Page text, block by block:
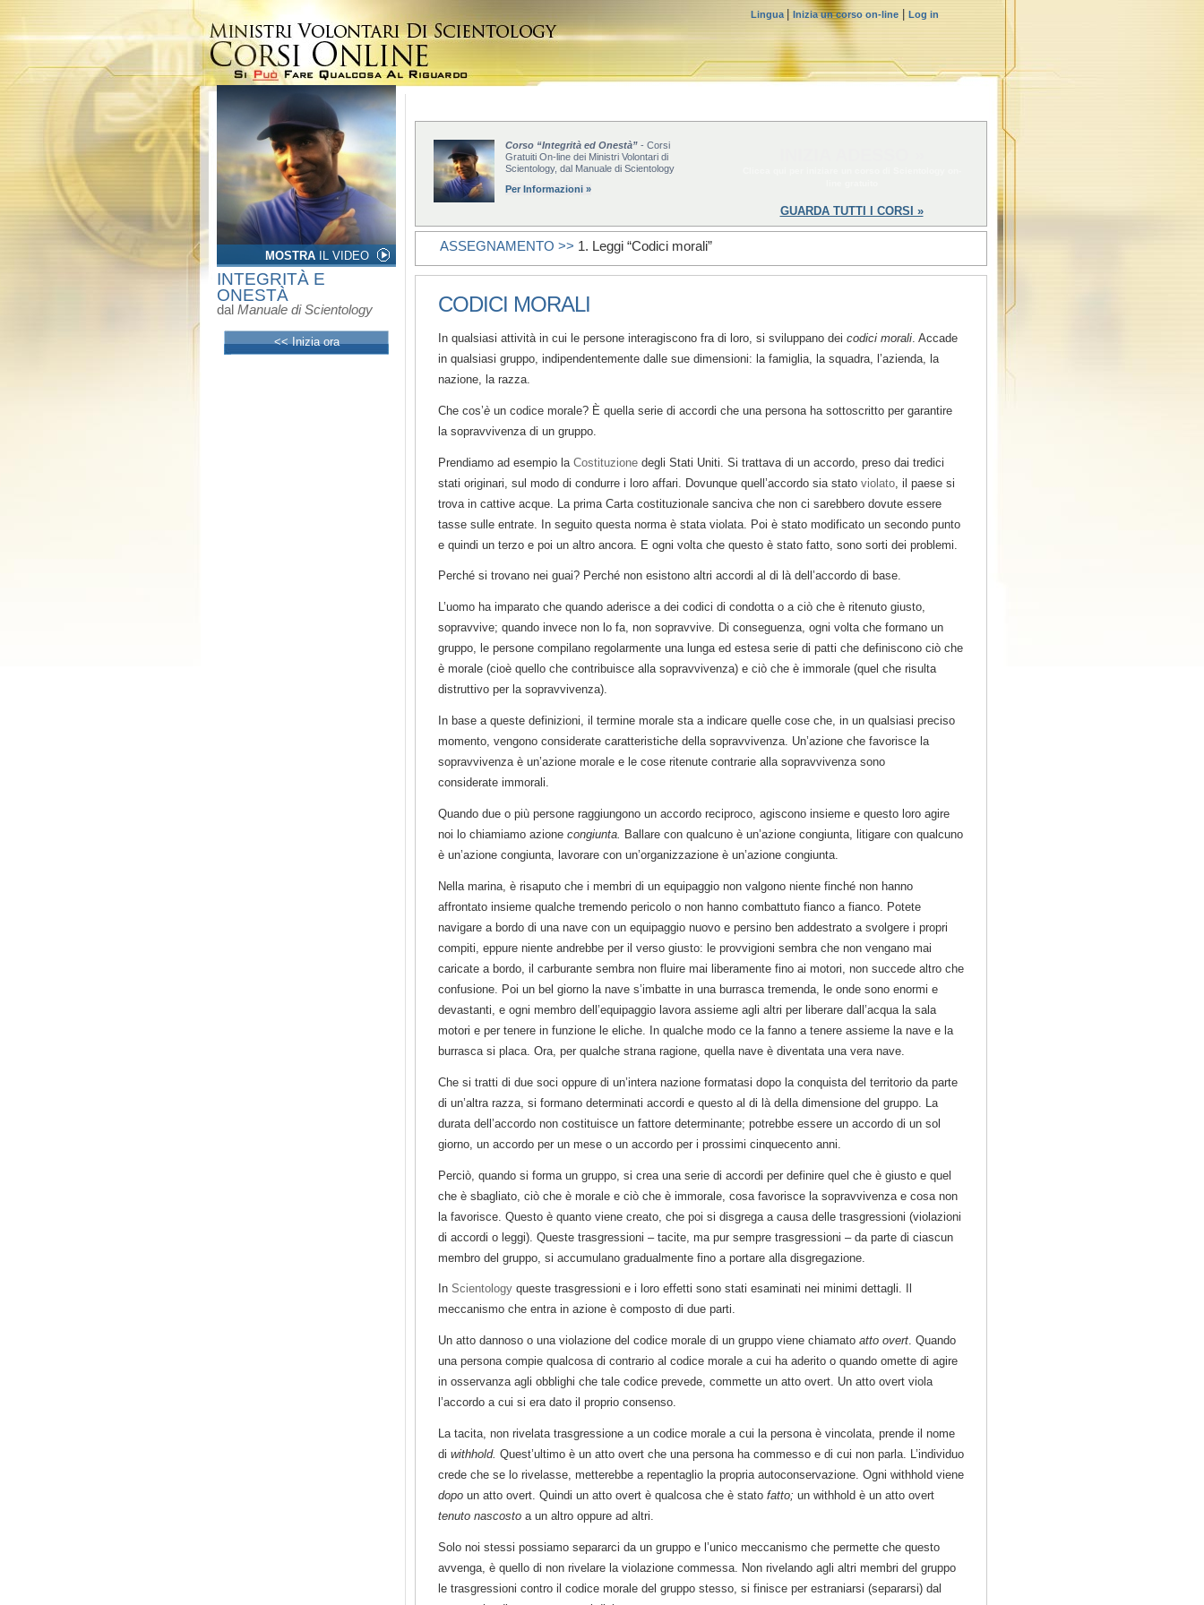
Lingua Inizia un corso on-line Log in
MOSTRA IL VIDEO
INTEGRITÀ E
ONESTÀ
dal Manuale di Scientology
<< Inizia ora
Corso “Integrità ed Onestà” - Corsi
Gratuiti On-line dei Ministri Volontari di
Scientology, dal Manuale di Scientology
Per Informazioni »
GUARDA TUTTI I CORSI »
ASSEGNAMENTO >> 1. Leggi “Codici morali”
CODICI MORALI
In qualsiasi attività in cui le persone interagiscono fra di loro, si sviluppano dei codici morali . Accade
in qualsiasi gruppo, indipendentemente dalle sue dimensioni: la famiglia, la squadra, l’azienda, la
nazione, la razza.
Che cos’è un codice morale? È quella serie di accordi che una persona ha sottoscritto per garantire
la sopravvivenza di un gruppo.
Prendiamo ad esempio la Costituzione degli Stati Uniti. Si trattava di un accordo, preso dai tredici
stati originari, sul modo di condurre i loro affari. Dovunque quell’accordo sia stato violato , il paese si
trova in cattive acque. La prima Carta costituzionale sanciva che non ci sarebbero dovute essere
tasse sulle entrate. In seguito questa norma è stata violata. Poi è stato modificato un secondo punto
e quindi un terzo e poi un altro ancora. E ogni volta che questo è stato fatto, sono sorti dei problemi.
Perché si trovano nei guai? Perché non esistono altri accordi al di là dell’accordo di base.
L’uomo ha imparato che quando aderisce a dei codici di condotta o a ciò che è ritenuto giusto,
sopravvive; quando invece non lo fa, non sopravvive. Di conseguenza, ogni volta che formano un
gruppo, le persone compilano regolarmente una lunga ed estesa serie di patti che definiscono ciò che
è morale (cioè quello che contribuisce alla sopravvivenza) e ciò che è immorale (quel che risulta
distruttivo per la sopravvivenza).
In base a queste definizioni, il termine morale sta a indicare quelle cose che, in un qualsiasi preciso
momento, vengono considerate caratteristiche della sopravvivenza. Un’azione che favorisce la
sopravvivenza è un’azione morale e le cose ritenute contrarie alla sopravvivenza sono
considerate immorali.
Quando due o più persone raggiungono un accordo reciproco, agiscono insieme e questo loro agire
noi lo chiamiamo azione congiunta.
Ballare con qualcuno è un’azione congiunta, litigare con qualcuno
è un’azione congiunta, lavorare con un’organizzazione è un’azione congiunta.
Nella marina, è risaputo che i membri di un equipaggio non valgono niente finché non hanno
affrontato insieme qualche tremendo pericolo o non hanno combattuto fianco a fianco. Potete
navigare a bordo di una nave con un equipaggio nuovo e persino ben addestrato a svolgere i propri
compiti, eppure niente andrebbe per il verso giusto: le provvigioni sembra che non vengano mai
caricate a bordo, il carburante sembra non fluire mai liberamente fino ai motori, non succede altro che
confusione. Poi un bel giorno la nave s’imbatte in una burrasca tremenda, le onde sono enormi e
devastanti, e ogni membro dell’equipaggio lavora assieme agli altri per liberare dall’acqua la sala
motori e per tenere in funzione le eliche. In qualche modo ce la fanno a tenere assieme la nave e la
burrasca si placa. Ora, per qualche strana ragione, quella nave è diventata una vera nave.
Che si tratti di due soci oppure di un’intera nazione formatasi dopo la conquista del territorio da parte
di un’altra razza, si formano determinati accordi e questo al di là della dimensione del gruppo. La
durata dell’accordo non costituisce un fattore determinante; potrebbe essere un accordo di un sol
giorno, un accordo per un mese o un accordo per i prossimi cinquecento anni.
Perciò, quando si forma un gruppo, si crea una serie di accordi per definire quel che è giusto e quel
che è sbagliato, ciò che è morale e ciò che è immorale, cosa favorisce la sopravvivenza e cosa non
la favorisce. Questo è quanto viene creato, che poi si disgrega a causa delle trasgressioni (violazioni
di accordi o leggi). Queste trasgressioni – tacite, ma pur sempre trasgressioni – da parte di ciascun
membro del gruppo, si accumulano gradualmente fino a portare alla disgregazione.
In Scientology queste trasgressioni e i loro effetti sono stati esaminati nei minimi dettagli. Il
meccanismo che entra in azione è composto di due parti.
Un atto dannoso o una violazione del codice morale di un gruppo viene chiamato atto overt. Quando
una persona compie qualcosa di contrario al codice morale a cui ha aderito o quando omette di agire
in osservanza agli obblighi che tale codice prevede, commette un atto overt. Un atto overt viola
l’accordo a cui si era dato il proprio consenso.
La tacita, non rivelata trasgressione a un codice morale a cui la persona è vincolata, prende il nome
di withhold. Quest’ultimo è un atto overt che una persona ha commesso e di cui non parla. L’individuo
crede che se lo rivelasse, metterebbe a repentaglio la propria autoconservazione. Ogni withhold viene
dopo un atto overt. Quindi un atto overt è qualcosa che è stato fatto; un withhold è un atto overt
tenuto nascosto a un altro oppure ad altri.
Solo noi stessi possiamo separarci da un gruppo e l’unico meccanismo che permette che questo
avvenga, è quello di non rivelare la violazione commessa. Non rivelando agli altri membri del gruppo
le trasgressioni contro il codice morale del gruppo stesso, si finisce per estraniarsi (separarsi) dal